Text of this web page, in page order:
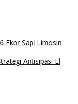
Ekor Sapi Limosin
Antisipasi El